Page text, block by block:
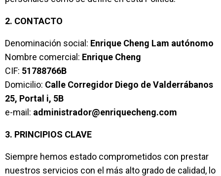
2. CONTACTO
Denominación social: Enrique Cheng Lam autónomo
Nombre comercial: Enrique Cheng
CIF: 51788766B
Domicilio: Calle Corregidor Diego de Valderrábanos
25, Portal i, 5B
e-mail: administrador@enriquecheng.com
3. PRINCIPIOS CLAVE
Siempre hemos estado comprometidos con prestar
nuestros servicios con el más alto grado de calidad, lo